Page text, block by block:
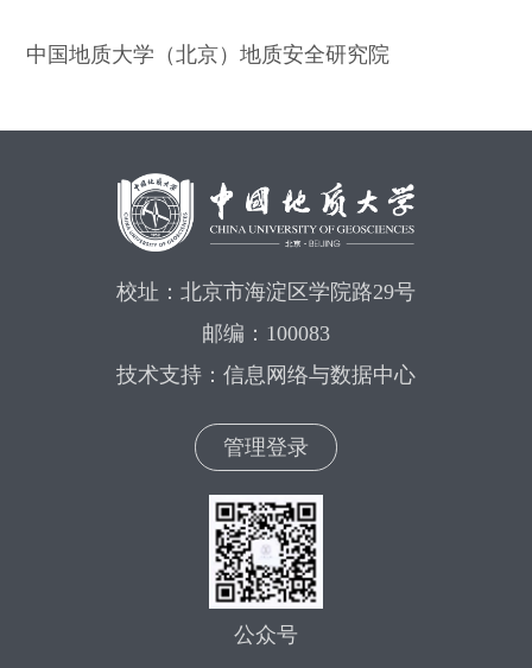
中国地质大学（北京）地质安全研究院
校址：北京市海淀区学院路29号
邮编：100083
技术支持：信息网络与数据中心
管理登录
公众号